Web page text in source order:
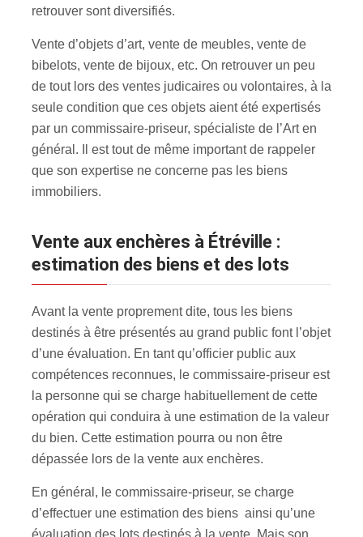
retrouver sont diversifiés.
Vente d’objets d’art, vente de meubles, vente de
bibelots, vente de bijoux, etc. On retrouver un peu
de tout lors des ventes judicaires ou volontaires, à la
seule condition que ces objets aient été expertisés
par un commissaire-priseur, spécialiste de l’Art en
général. Il est tout de même important de rappeler
que son expertise ne concerne pas les biens
immobiliers.
Vente aux enchères à Étréville :
estimation des biens et des lots
Avant la vente proprement dite, tous les biens
destinés à être présentés au grand public font l’objet
d’une évaluation. En tant qu’officier public aux
compétences reconnues, le commissaire-priseur est
la personne qui se charge habituellement de cette
opération qui conduira à une estimation de la valeur
du bien. Cette estimation pourra ou non être
dépassée lors de la vente aux enchères.
En général, le commissaire-priseur, se charge
d’effectuer une estimation des biens ainsi qu’une
évaluation des lots destinés à la vente. Mais son